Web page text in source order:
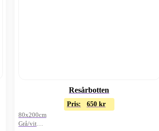
Resårbotten
Pris: 650 kr
80x200cm
Grå/vit